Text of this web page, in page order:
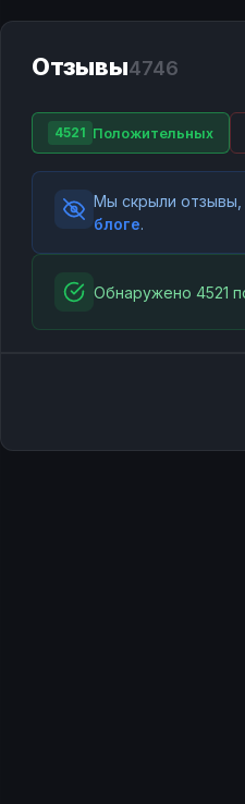
Отзывы4746
4521 Положительных
Мы скрыли отзывы,
блоге.
Обнаружено 4521